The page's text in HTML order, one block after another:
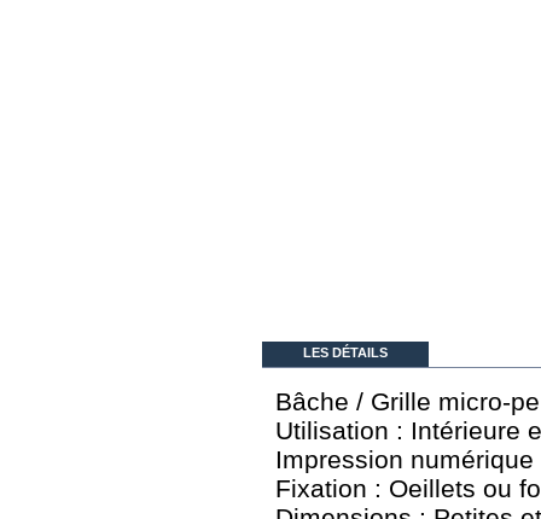
LES DÉTAILS
Bâche / Grille micro-
Utilisation : Intérieure
Impression
Fixation : Oeillets ou